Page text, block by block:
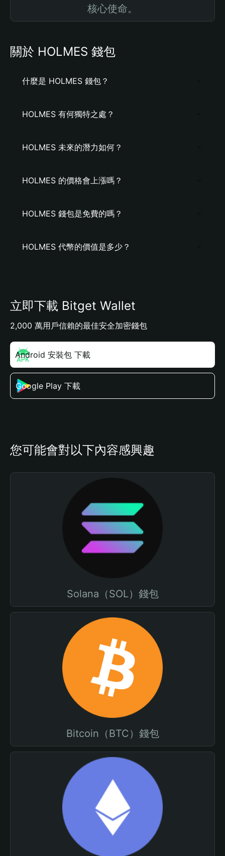
核心使命。
關於 HOLMES 錢包
什麼是 HOLMES 錢包？
HOLMES 有何獨特之處？
HOLMES 未來的潛力如何？
HOLMES 的價格會上漲嗎？
HOLMES 錢包是免費的嗎？
HOLMES 代幣的價值是多少？
立即下載 Bitget Wallet
2,000 萬用戶信賴的最佳安全加密錢包
Android 安裝包 下載
Google Play 下載
您可能會對以下內容感興趣
Solana（SOL）錢包
Bitcoin（BTC）錢包